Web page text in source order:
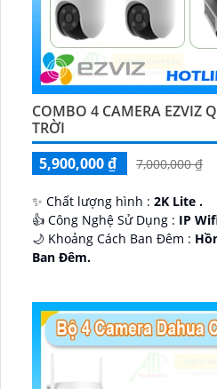
COMBO 4 CAMERA EZVIZ
TRỜI
5,900,000 ₫
7,000,000 ₫
✨ Chất lượng hình : 2K Lite .
👍 Công Nghệ Sử Dụng : IP
🌙 Khoảng Cách Ban Đêm :
Ban Ðêm.